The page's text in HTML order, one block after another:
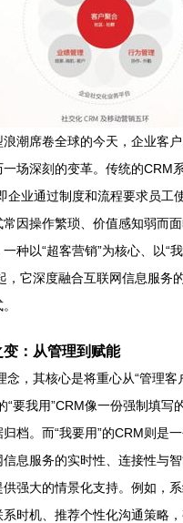
潮席卷全球的今天，企业客
场深刻的变革。传统的CRM
企业通过制度和流程要求员工
常因操作繁琐、价值感知弱而
种以“超客营销”为核心、以“
，它深度融合互联网信息服务
：从管理到赋能
念，其核心是将重心从“管理客
“要我用”CRM像一份强制填写
档。而“我要用”的CRM则是
息服务的实时性、连接性与智
强大的情景化支持。例如，
时机、推荐个性化沟通策略